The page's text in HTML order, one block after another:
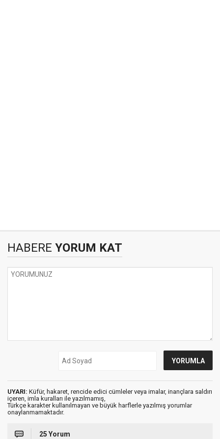
HABERE YORUM KAT
UYARI: Küfür, hakaret, rencide edici cümleler veya imalar, inançlara saldırı
içeren, imla kuralları ile yazılmamış,
Türkçe karakter kullanılmayan ve büyük harflerle yazılmış yorumlar
onaylanmamaktadır.
25 Yorum